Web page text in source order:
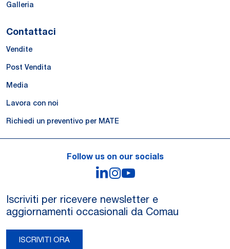
Galleria
Contattaci
Vendite
Post Vendita
Media
Lavora con noi
Richiedi un preventivo per MATE
Follow us on our socials
LinkedIn
Instagram
Iscriviti per ricevere newsletter e
aggiornamenti occasionali da Comau
ISCRIVITI ORA